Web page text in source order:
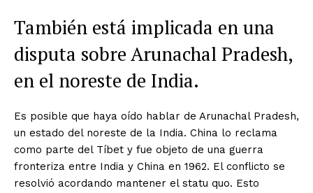
También está implicada en una
disputa sobre Arunachal Pradesh,
en el noreste de India.
Es posible que haya oído hablar de Arunachal Pradesh,
un estado del noreste de la India. China lo reclama
como parte del Tíbet y fue objeto de una guerra
fronteriza entre India y China en 1962. El conflicto se
resolvió acordando mantener el statu quo. Esto